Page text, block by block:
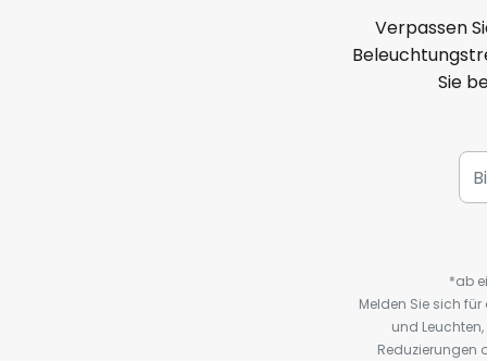
Verpassen
Sie
*ab
Melden Sie sich
und
Reduzierungen